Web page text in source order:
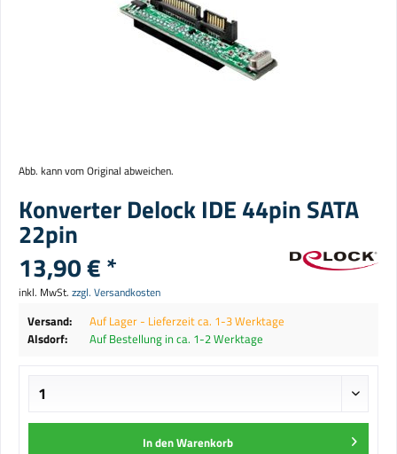
Abb. kann vom Original abweichen.
Konverter Delock IDE 44pin SATA
22pin
13,90 € *
inkl. MwSt. zzgl. Versandkosten
Versand:
Auf Lager - Lieferzeit ca. 1-3 Werktage
Alsdorf:
Auf Bestellung in ca. 1-2 Werktage
In denWarenkorb